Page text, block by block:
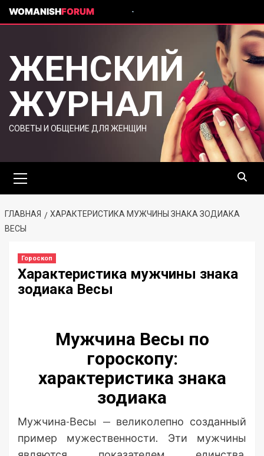
WOMANISHFORUM
ЖЕНСКИЙ
ЖУРНАЛ
СОВЕТЫ И ОБЩЕНИЕ ДЛЯ ЖЕНЩИН
ГЛАВНАЯ
ХАРАКТЕРИСТИКА МУЖЧИНЫ ЗНАКА ЗОДИАКА
ВЕСЫ
Гороскоп
Характеристика мужчины знака
зодиака Весы
Мужчина Весы по
гороскопу:
характеристика знака
зодиака
Мужчина-Весы — великолепно созданный
пример мужественности. Эти мужчины